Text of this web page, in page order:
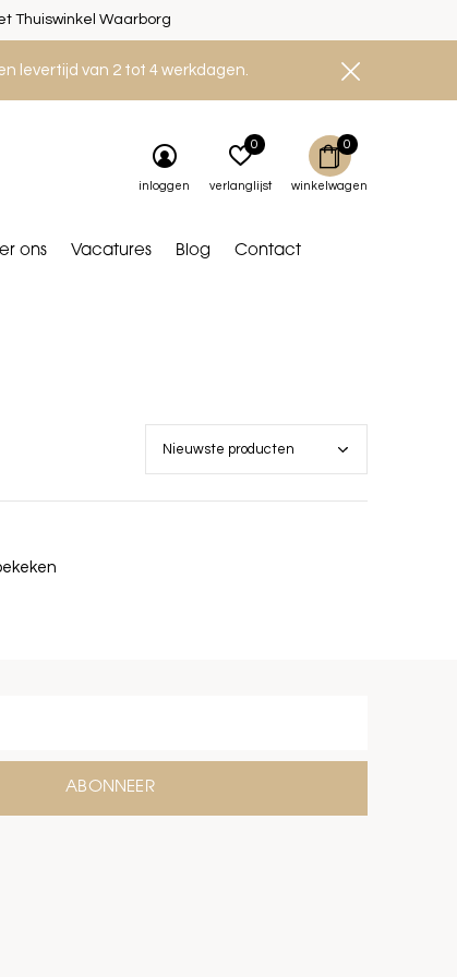
levertijd van 2 tot 4 werkdagen.
ons Vacatures Blog Contact
inloggen verlanglijst
0
winkelwagen
0
Thuiswinkel Waarborg
ABONNEER